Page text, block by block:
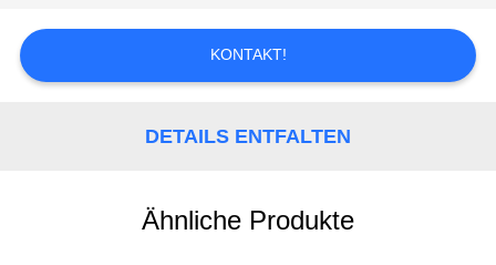
FORDERN
SIE
KONTAKT!
DETAILS ENTFALTEN
Ähnliche Produkte